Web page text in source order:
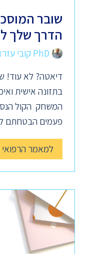
הדרך שלך
PhD קובי עזרא יעקב
בתזונה אישית
המשחק הקול
פעמים הבטחתם
למאמר